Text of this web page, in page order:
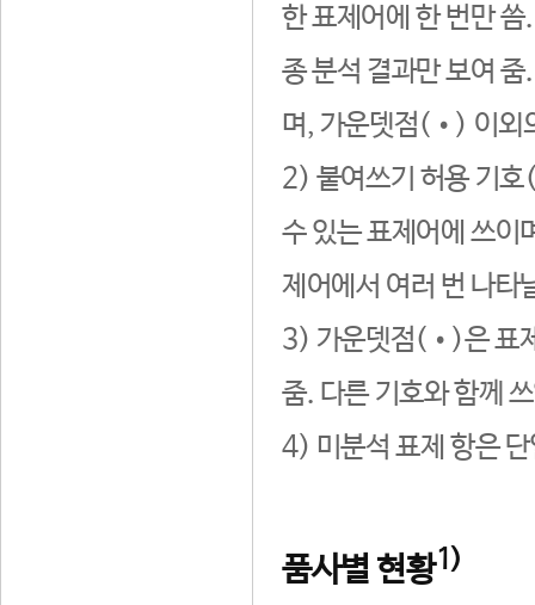
한 표제어에 한 번만
종 분석 결과만 보여
며, 가운뎃점(•) 이외
2) 붙여쓰기 허용 기호
수 있는 표제어에 쓰이
제어에서 여러 번 나타
3) 가운뎃점(•)은 표
줌. 다른 기호와 함께
4) 미분석 표제 항은
품사별 현황1)